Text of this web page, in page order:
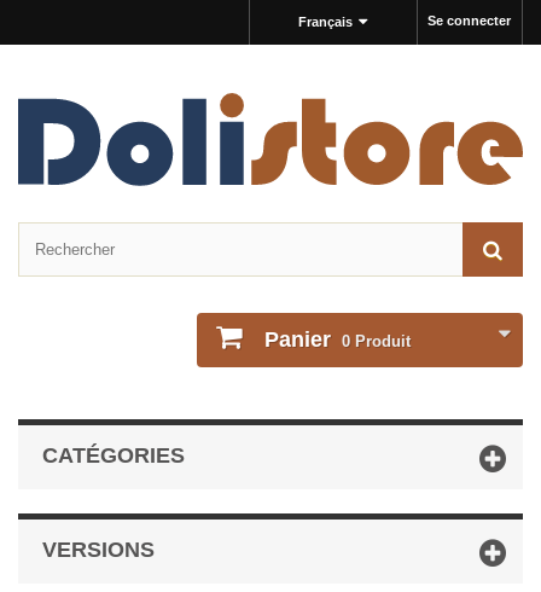
Se connecter
Français
Panier 0 Produit
CATÉGORIES
VERSIONS